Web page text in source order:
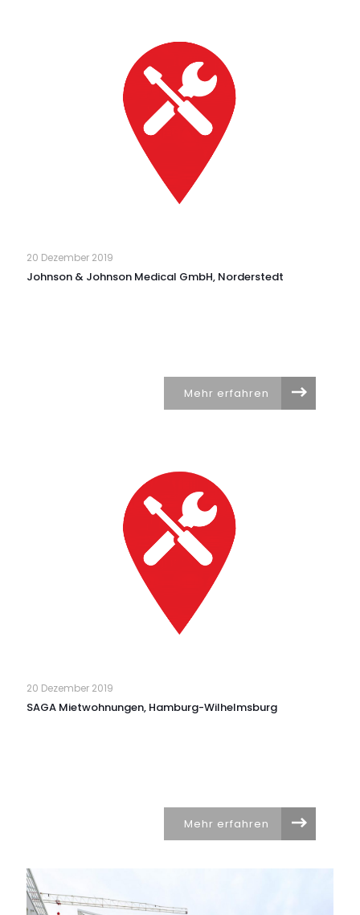
20 Dezember 2019
Johnson & Johnson Medical GmbH, Norderstedt
Mehr erfahren
20 Dezember 2019
SAGA Mietwohnungen, Hamburg-Wilhelmsburg
Mehr erfahren